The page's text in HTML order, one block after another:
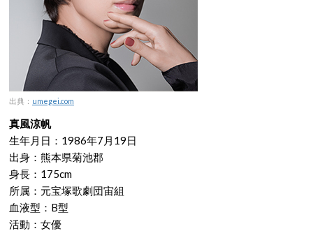
出典： umegei.com
真風涼帆
生年月日：1986年7月19日
出身：熊本県菊池郡
身長：175cm
所属：元宝塚歌劇団宙組
血液型：B型
活動：女優